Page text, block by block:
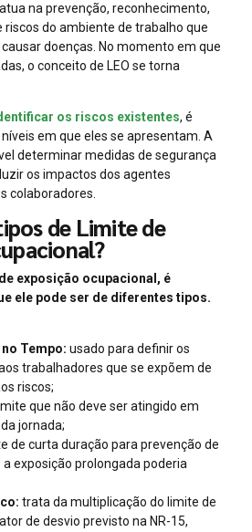
atua na prevenção, reconhecimento,
riscos do ambiente de trabalho que
doenças. No momento em que
o conceito de LEO se torna
os riscos existentes, é
em que eles se apresentam. A
determinar medidas de segurança
os impactos dos agentes
colaboradores.
de Limite de
exposição ocupacional, é
ele pode ser de diferentes tipos.
Tempo: usado para definir os
trabalhadores que se expõem de
riscos;
que não deve ser atingido em
jornada;
de curta duração para prevenção de
exposição prolongada poderia
trata da multiplicação do limite de
de desvio previsto na NR-15,